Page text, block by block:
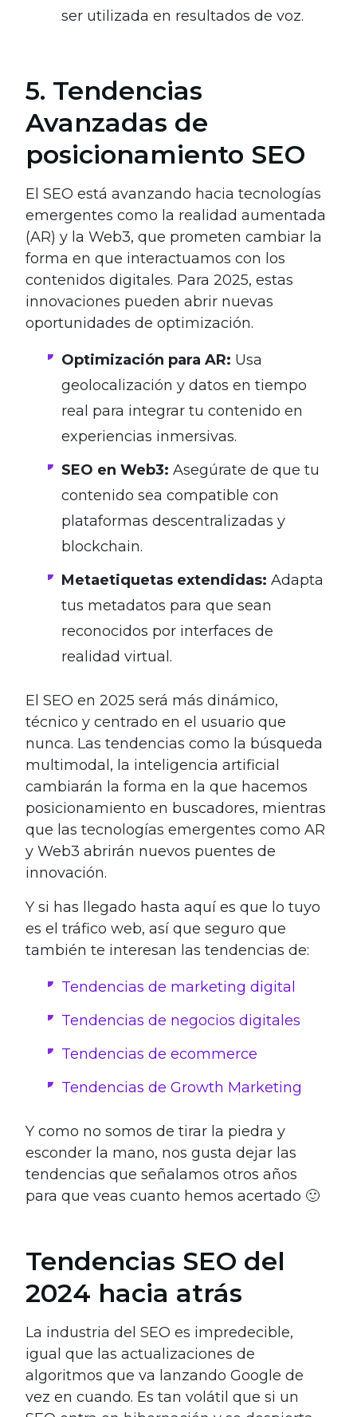
ser utilizada en resultados de voz.
5. Tendencias
Avanzadas de
posicionamiento SEO
El SEO está avanzando hacia tecnologías
emergentes como la realidad aumentada
(AR) y la Web3, que prometen cambiar la
forma en que interactuamos con los
contenidos digitales. Para 2025, estas
innovaciones pueden abrir nuevas
oportunidades de optimización.
Optimización para AR: Usa
geolocalización y datos en tiempo
real para integrar tu contenido en
experiencias inmersivas.
SEO en Web3: Asegúrate de que tu
contenido sea compatible con
plataformas descentralizadas y
blockchain.
Metaetiquetas extendidas: Adapta
tus metadatos para que sean
reconocidos por interfaces de
realidad virtual.
El SEO en 2025 será más dinámico,
técnico y centrado en el usuario que
nunca. Las tendencias como la búsqueda
multimodal, la inteligencia artificial
cambiarán la forma en la que hacemos
posicionamiento en buscadores, mientras
que las tecnologías emergentes como AR
y Web3 abrirán nuevos puentes de
innovación.
Y si has llegado hasta aquí es que lo tuyo
es el tráfico web, así que seguro que
también te interesan las tendencias de:
Tendencias de marketing digital
Tendencias de negocios digitales
Tendencias de ecommerce
Tendencias de Growth Marketing
Y como no somos de tirar la piedra y
esconder la mano, nos gusta dejar las
tendencias que señalamos otros años
para que veas cuanto hemos acertado 🙂
Tendencias SEO del
2024 hacia atrás
La industria del SEO es impredecible,
igual que las actualizaciones de
algoritmos que va lanzando Google de
vez en cuando. Es tan volátil que si un